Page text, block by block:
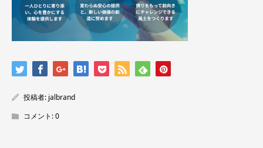
投稿者: jalbrand
コメント:0